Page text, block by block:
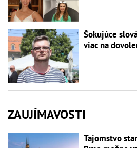
Šokujúce
viac na
ZAUJÍMAVOSTI
Tajomstvo